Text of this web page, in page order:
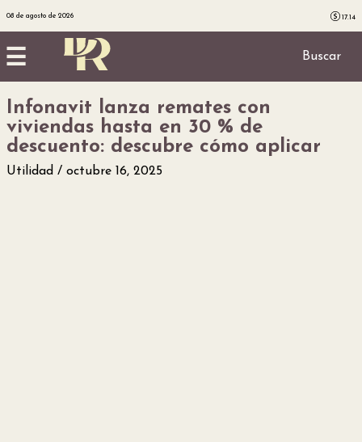
08 de agosto de 2026 17.14
☰ Buscar
Inicio
Noticias
Infonavit lanza remates con
viviendas hasta en 30 % de
descuento: descubre cómo aplicar
Utilidad octubre 16, 2025